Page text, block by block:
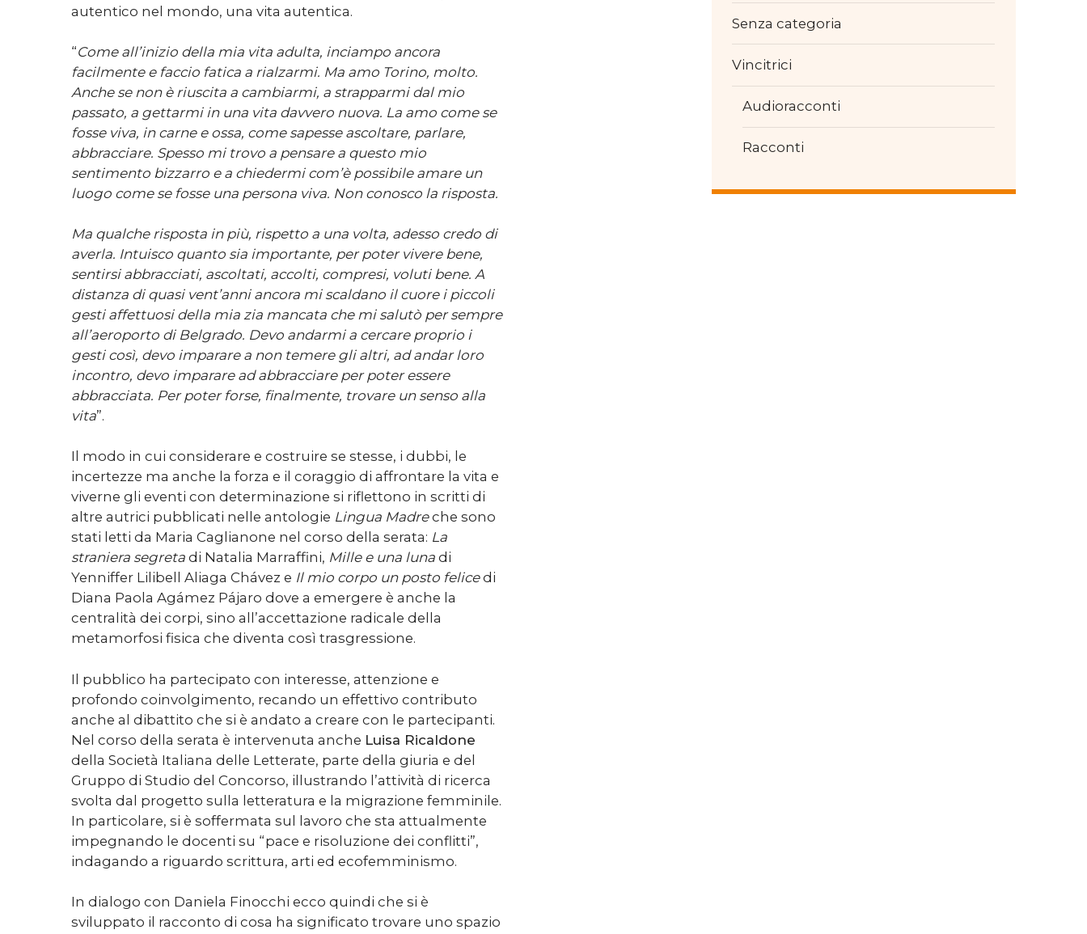
autentico nel mondo, una vita autentica.
“Come all’inizio della mia vita adulta, inciampo ancora
facilmente e faccio fatica a rialzarmi. Ma amo Torino, molto.
Anche se non è riuscita a cambiarmi, a strapparmi dal mio
passato, a gettarmi in una vita davvero nuova. La amo come se
fosse viva, in carne e ossa, come sapesse ascoltare, parlare,
abbracciare. Spesso mi trovo a pensare a questo mio
sentimento bizzarro e a chiedermi com’è possibile amare un
luogo come se fosse una persona viva. Non conosco la risposta.
Ma qualche risposta in più, rispetto a una volta, adesso credo di
averla. Intuisco quanto sia importante, per poter vivere bene,
sentirsi abbracciati, ascoltati, accolti, compresi, voluti bene. A
distanza di quasi vent’anni ancora mi scaldano il cuore i piccoli
gesti affettuosi della mia zia mancata che mi salutò per sempre
all’aeroporto di Belgrado. Devo andarmi a cercare proprio i
gesti così, devo imparare a non temere gli altri, ad andar loro
incontro, devo imparare ad abbracciare per poter essere
abbracciata. Per poter forse, finalmente, trovare un senso alla
vita”.
Il modo in cui considerare e costruire se stesse, i dubbi, le
incertezze ma anche la forza e il coraggio di affrontare la vita e
viverne gli eventi con determinazione si riflettono in scritti di
altre autrici pubblicati nelle antologie Lingua Madreche sono
stati letti da Maria Caglianone nel corso della serata: La
straniera segreta di Natalia Marraffini, Mille e una luna di
Yenniffer Lilibell Aliaga Chávez e Il mio corpo un posto felicedi
Diana Paola Agámez Pájaro dove a emergere è anche la
centralità dei corpi, sino all’accettazione radicale della
metamorfosi fisica che diventa così trasgressione.
Il pubblico ha partecipato con interesse, attenzione e
profondo coinvolgimento, recando un effettivo contributo
anche al dibattito che si è andato a creare con le partecipanti.
Nel corso della serata è intervenuta anche Luisa Ricaldone
della Società Italiana delle Letterate, parte della giuria e del
Gruppo di Studio del Concorso, illustrando l’attività di ricerca
svolta dal progetto sulla letteratura e la migrazione femminile.
In particolare, si è soffermata sul lavoro che sta attualmente
impegnando le docenti su “pace e risoluzione dei conflitti”,
indagando a riguardo scrittura, arti ed ecofemminismo.
In dialogo con Daniela Finocchi ecco quindi che si è
sviluppato il racconto di cosa ha significato trovare uno spazio
Senza categoria
Vincitrici
Audioracconti
Racconti